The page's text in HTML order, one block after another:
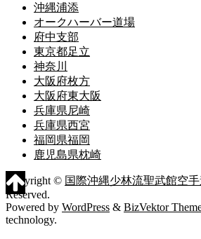
沖縄浦添
オークハーバー道場
府中支部
東京都足立
神奈川
大阪府枚方
大阪府東大阪
兵庫県尼崎
兵庫県西宮
福岡県福岡
鹿児島県枕崎
Copyright © 国際沖縄少林流聖武館空
Reserved.
Powered by WordPress & BizVektor
technology.